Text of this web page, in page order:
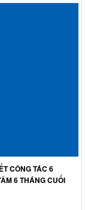
CÔNG TÁC 6
6 THÁNG CUỐI